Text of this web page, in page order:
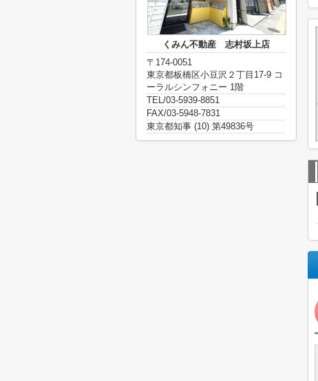
くみん不動産 志村坂上店
〒174-0051
東京都板橋区小豆沢２丁目17-9 コ
ーラルシンフォニー 1階
TEL/03-5939-8851
FAX/03-5948-7831
東京都知事 (10) 第49836号